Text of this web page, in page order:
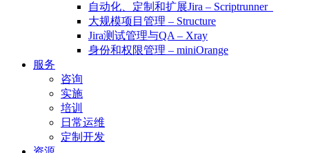
自动化、定制和扩展Jira – Scriptrunner
大规模项目管理 – Structure
Jira测试管理与QA – Xray
身份和权限管理 – miniOrange
服务
咨询
实施
培训
日常运维
定制开发